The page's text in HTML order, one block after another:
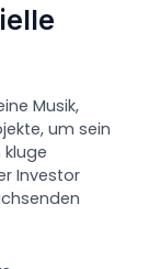
Musik,
um sein
Investor